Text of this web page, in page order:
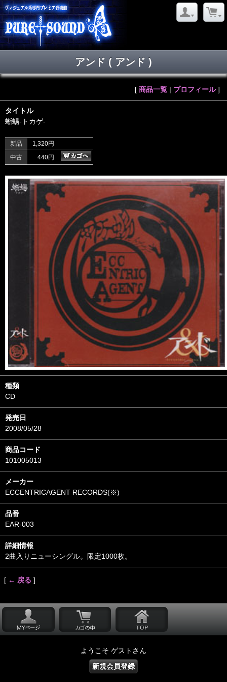
アンド ( アンド )
[ 商品一覧 | プロフィール]
タイトル
蜥蜴-トカゲ-
新品
1,320円
中古
440円
種類
CD
発売日
2008/05/28
商品コード
101005013
メーカー
ECCENTRICAGENT RECORDS(※)
品番
EAR-003
詳細情報
2曲入りニューシングル。限定1000枚。
[ ← 戻る ]
ようこそ ゲストさん
新規会員登録